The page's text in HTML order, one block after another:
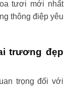
tươi mới nhất
thông điệp yêu
trương đẹp
trọng đối với